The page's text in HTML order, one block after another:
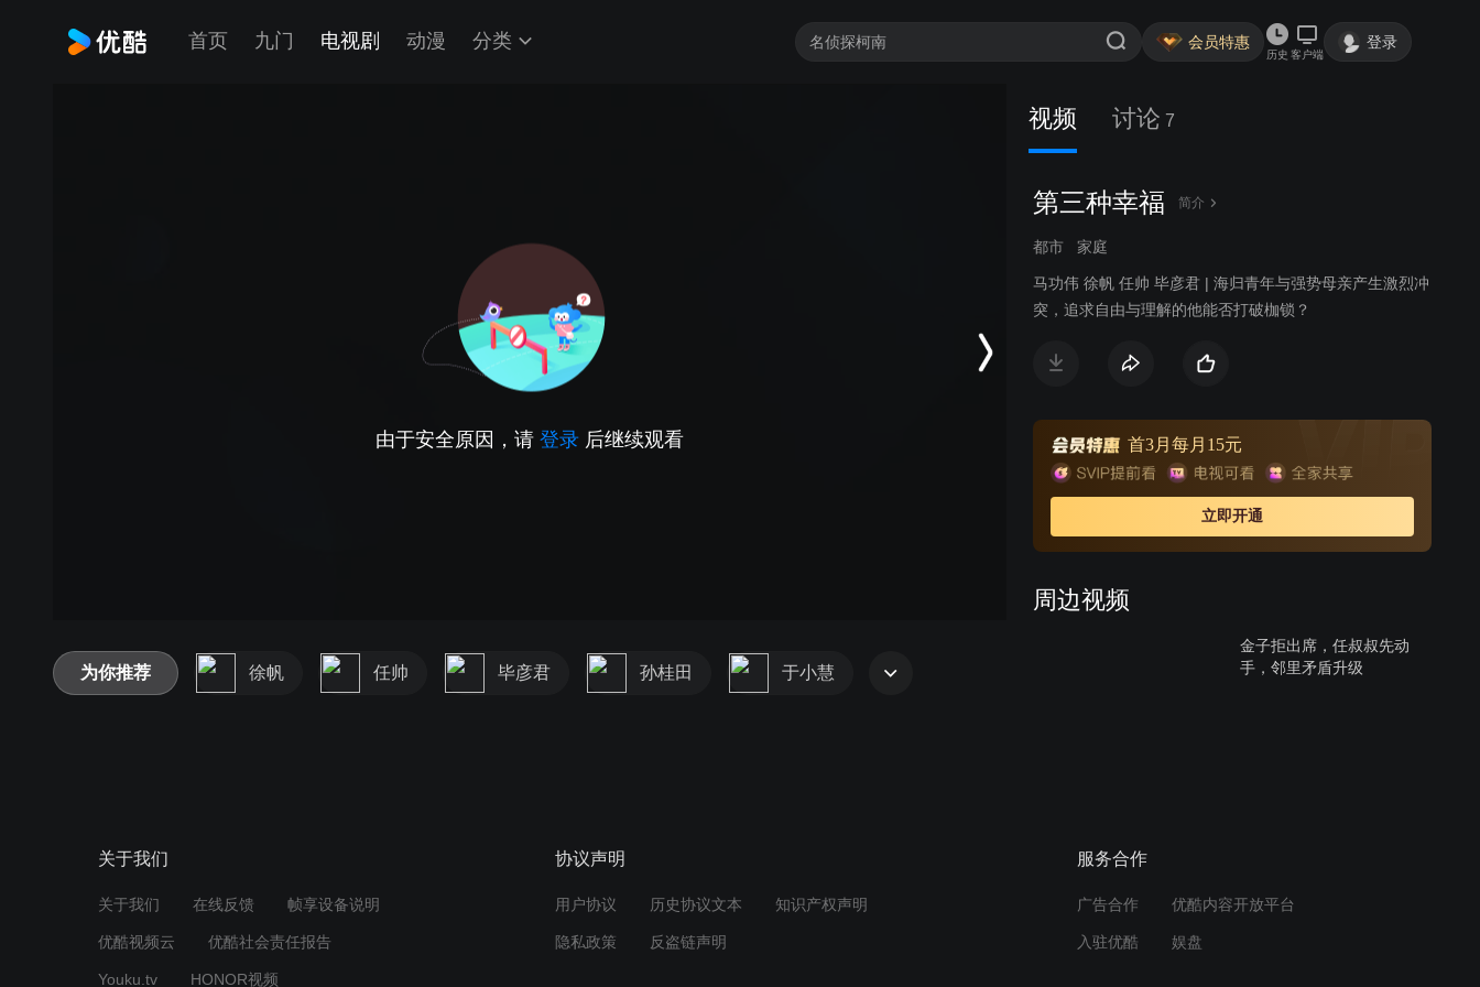
首页 九门 电视剧 动漫 分类 会员特惠
历史 客户端
登录
由于安全原因，请 登录 后继续观看
视频 讨论 7
第三种幸福 简介
都市 家庭
马功伟 徐帆 任帅 毕彦君 | 海归青年与强势母亲产生激烈冲
突，追求自由与理解的他能否打破枷锁？
首3月每月15元
立即开通
周边视频
金子拒出席，任叔叔先动
手，邻里矛盾升级
暗涌波澜
为你推荐 徐帆 任帅 毕彦君 孙桂田 于小慧
关于我们
关于我们 在线反馈 帧享设备说明
优酷视频云 优酷社会责任报告
Youku.tv HONOR视频
协议声明
用户协议 历史协议文本 知识产权声明
隐私政策 反盗链声明
服务合作
广告合作 优酷内容开放平台
入驻优酷 娱盘